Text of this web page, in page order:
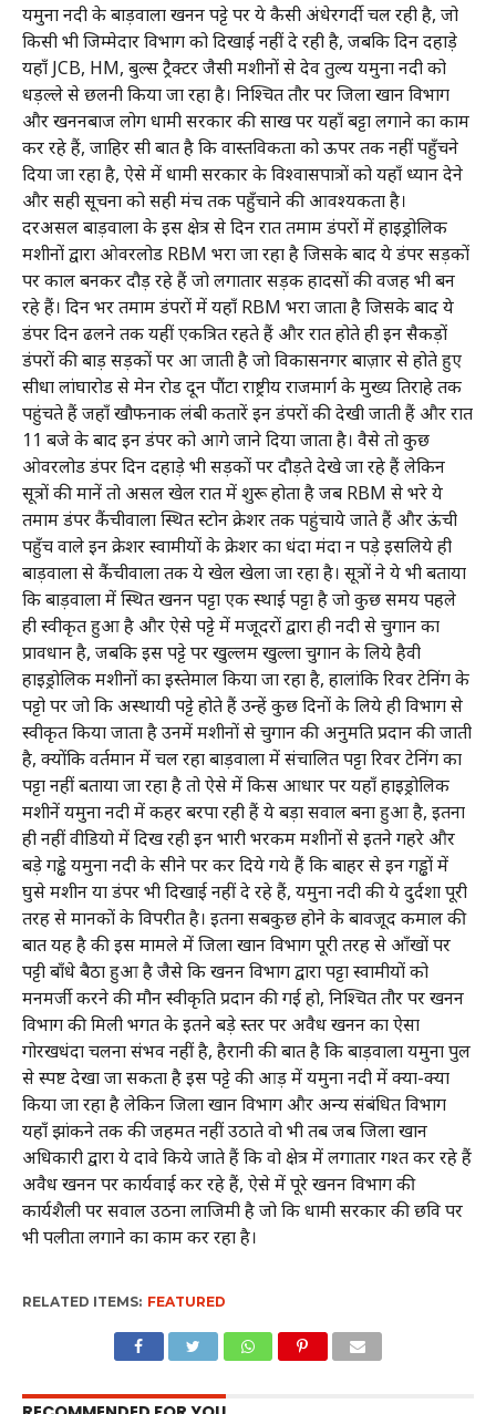
यमुना नदी के बाड़वाला खनन पट्टे पर ये कैसी अंधेरगर्दी चल रही है, जो
किसी भी जिम्मेदार विभाग को दिखाई नहीं दे रही है, जबकि दिन दहाड़े
यहाँ JCB, HM, बुल्स ट्रैक्टर जैसी मशीनों से देव तुल्य यमुना नदी को
धड़ल्ले से छलनी किया जा रहा है। निश्चित तौर पर जिला खान विभाग
और खननबाज लोग धामी सरकार की साख पर यहाँ बट्टा लगाने का काम
कर रहे हैं, जाहिर सी बात है कि वास्तविकता को ऊपर तक नहीं पहुँचने
दिया जा रहा है, ऐसे में धामी सरकार के विश्वासपात्रों को यहाँ ध्यान देने
और सही सूचना को सही मंच तक पहुँचाने की आवश्यकता है।
दरअसल बाड़वाला के इस क्षेत्र से दिन रात तमाम डंपरों में हाइड्रोलिक
मशीनों द्वारा ओवरलोड RBM भरा जा रहा है जिसके बाद ये डंपर सड़कों
पर काल बनकर दौड़ रहे हैं जो लगातार सड़क हादसों की वजह भी बन
रहे हैं। दिन भर तमाम डंपरों में यहाँ RBM भरा जाता है जिसके बाद ये
डंपर दिन ढलने तक यहीं एकत्रित रहते हैं और रात होते ही इन सैकड़ों
डंपरों की बाड़ सड़कों पर आ जाती है जो विकासनगर बाज़ार से होते हुए
सीधा लांघारोड से मेन रोड दून पौंटा राष्ट्रीय राजमार्ग के मुख्य तिराहे तक
पहुंचते हैं जहाँ खौफनाक लंबी कतारें इन डंपरों की देखी जाती हैं और रात
11 बजे के बाद इन डंपर को आगे जाने दिया जाता है। वैसे तो कुछ
ओवरलोड डंपर दिन दहाड़े भी सड़कों पर दौड़ते देखे जा रहे हैं लेकिन
सूत्रों की मानें तो असल खेल रात में शुरू होता है जब RBM से भरे ये
तमाम डंपर कैंचीवाला स्थित स्टोन क्रेशर तक पहुंचाये जाते हैं और ऊंची
पहुँच वाले इन क्रेशर स्वामीयों के क्रेशर का धंदा मंदा न पड़े इसलिये ही
बाड़वाला से कैंचीवाला तक ये खेल खेला जा रहा है। सूत्रों ने ये भी बताया
कि बाड़वाला में स्थित खनन पट्टा एक स्थाई पट्टा है जो कुछ समय पहले
ही स्वीकृत हुआ है और ऐसे पट्टे में मजूदरों द्वारा ही नदी से चुगान का
प्रावधान है, जबकि इस पट्टे पर खुल्लम खुल्ला चुगान के लिये हैवी
हाइड्रोलिक मशीनों का इस्तेमाल किया जा रहा है, हालांकि रिवर टेनिंग के
पट्टो पर जो कि अस्थायी पट्टे होते हैं उन्हें कुछ दिनों के लिये ही विभाग से
स्वीकृत किया जाता है उनमें मशीनों से चुगान की अनुमति प्रदान की जाती
है, क्योंकि वर्तमान में चल रहा बाड़वाला में संचालित पट्टा रिवर टेनिंग का
पट्टा नहीं बताया जा रहा है तो ऐसे में किस आधार पर यहाँ हाइड्रोलिक
मशीनें यमुना नदी में कहर बरपा रही हैं ये बड़ा सवाल बना हुआ है, इतना
ही नहीं वीडियो में दिख रही इन भारी भरकम मशीनों से इतने गहरे और
बड़े गड्ढे यमुना नदी के सीने पर कर दिये गये हैं कि बाहर से इन गड्ढों में
घुसे मशीन या डंपर भी दिखाई नहीं दे रहे हैं, यमुना नदी की ये दुर्दशा पूरी
तरह से मानकों के विपरीत है। इतना सबकुछ होने के बावजूद कमाल की
बात यह है की इस मामले में जिला खान विभाग पूरी तरह से आँखों पर
पट्टी बाँधे बैठा हुआ है जैसे कि खनन विभाग द्वारा पट्टा स्वामीयों को
मनमर्जी करने की मौन स्वीकृति प्रदान की गई हो, निश्चित तौर पर खनन
विभाग की मिली भगत के इतने बड़े स्तर पर अवैध खनन का ऐसा
गोरखधंदा चलना संभव नहीं है, हैरानी की बात है कि बाड़वाला यमुना पुल
से स्पष्ट देखा जा सकता है इस पट्टे की आड़ में यमुना नदी में क्या-क्या
किया जा रहा है लेकिन जिला खान विभाग और अन्य संबंधित विभाग
यहाँ झांकने तक की जहमत नहीं उठाते वो भी तब जब जिला खान
अधिकारी द्वारा ये दावे किये जाते हैं कि वो क्षेत्र में लगातार गश्त कर रहे हैं
अवैध खनन पर कार्यवाई कर रहे हैं, ऐसे में पूरे खनन विभाग की
कार्यशैली पर सवाल उठना लाजिमी है जो कि धामी सरकार की छवि पर
भी पलीता लगाने का काम कर रहा है।
RELATED ITEMS: FEATURED